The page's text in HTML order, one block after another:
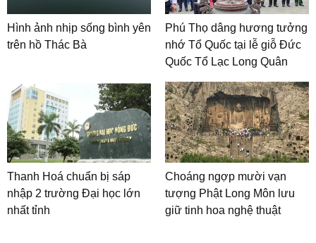
Hình ảnh nhịp sống bình yên
trên hồ Thác Bà
Phú Thọ dâng hương tưởng
nhớ Tổ Quốc tại lễ giỗ Đức
Quốc Tổ Lạc Long Quân
Thanh Hoá chuẩn bị sáp
nhập 2 trường Đại học lớn
nhất tỉnh
Choáng ngợp mười vạn
tượng Phật Long Môn lưu
giữ tinh hoa nghệ thuật